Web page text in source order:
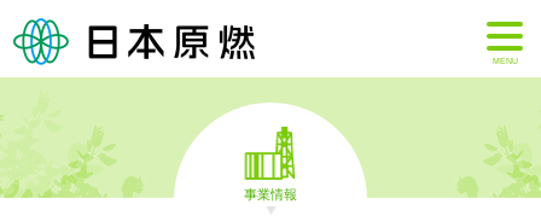
MENU
事業情報